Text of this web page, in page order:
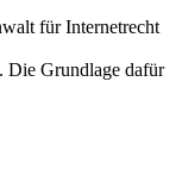
für Internetrecht
Die Grundlage dafür